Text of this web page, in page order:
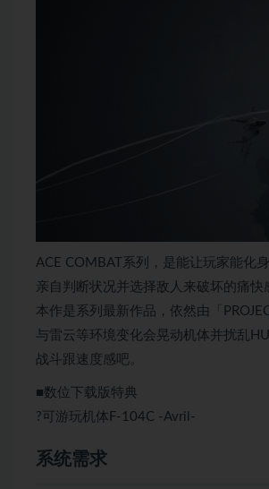
ACE COMBAT系列，是能让玩家能化
亲自判断状况并选择敌人来破坏的痛
本作是系列最新作品，依然由「
与雷云等环境变化会晃动机体并扰乱
战斗跟速度感吧。
■数位下载版特典
?可游玩机体F-104C -Avril-
系统需求